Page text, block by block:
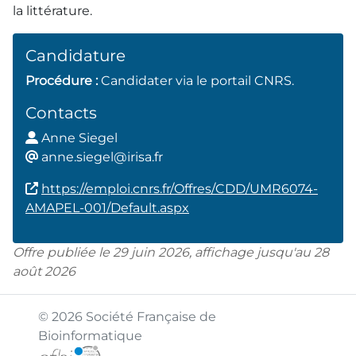
la littérature.
Candidature
Procédure :Candidater via le portail CNRS.
Contacts
Anne Siegel
anne.siegel@irisa.fr
https://emploi.cnrs.fr/Offres/CDD/UMR6074-
AMAPEL-001/Default.aspx
Offre publiée le 29 juin 2026, affichage jusqu'au 28
août 2026
© 2026 Société Française de
Bioinformatique